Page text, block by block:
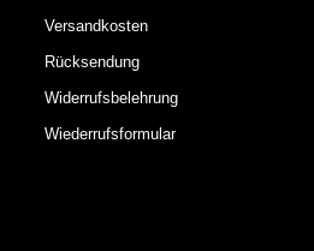
Versandkosten
Rücksendung
Widerrufsbelehrung
Wiederrufsformular